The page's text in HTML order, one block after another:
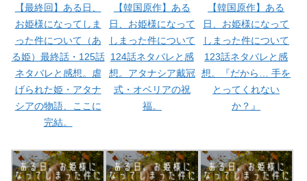
【最終回】ある日、
お姫様になってしま
った件について（あ
る姫）最終話・125話
ネタバレと感想。虐
げられた姫・アタナ
シアの物語、ここに
完結。
【韓国原作】ある
日、お姫様になって
しまった件について
124話ネタバレと感
想。アタナシア戴冠
式・オベリアの祝
福。
【韓国原作】ある
日、お姫様になって
しまった件について
123話ネタバレと感
想。『だから… 手を
とってくれない
か？』